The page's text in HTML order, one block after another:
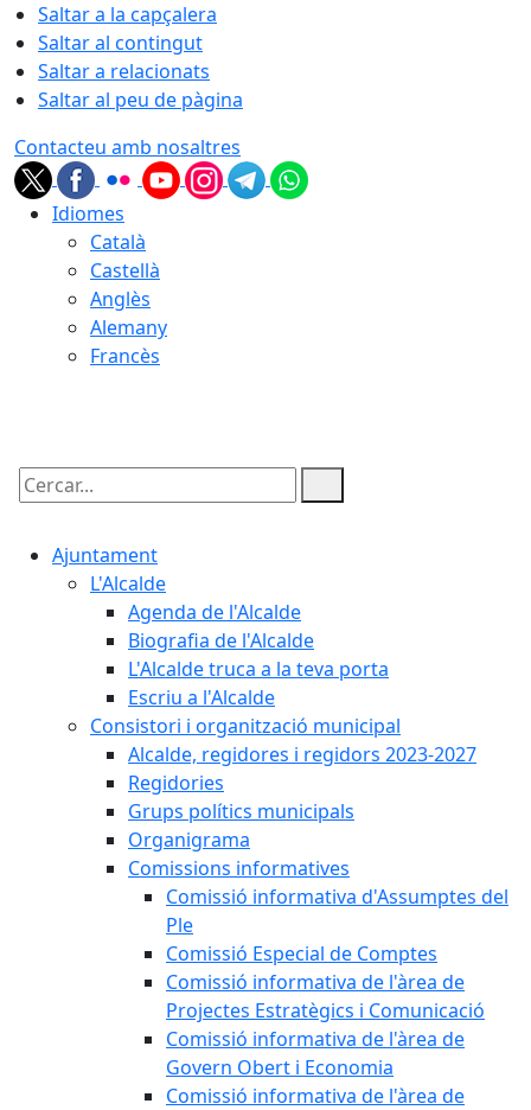
Saltar a la capçalera
Saltar al contingut
Saltar a relacionats
Saltar al peu de pàgina
Contacteu amb nosaltres
Idiomes
Català
Castellà
Anglès
Alemany
Francès
Cercar:
Ajuntament
L'Alcalde
Agenda de l'Alcalde
Biografia de l'Alcalde
L'Alcalde truca a la teva porta
Escriu a l'Alcalde
Consistori i organització municipal
Alcalde, regidores i regidors 2023-2027
Regidories
Grups polítics municipals
Organigrama
Comissions informatives
Comissió informativa d'Assumptes del
Ple
Comissió Especial de Comptes
Comissió informativa de l'àrea de
Projectes Estratègics i Comunicació
Comissió informativa de l'àrea de
Govern Obert i Economia
Comissió informativa de l'àrea de